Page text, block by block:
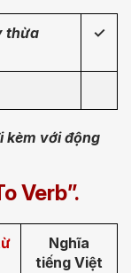
thừa
✓
kèm với động
Verb”.
Nghĩa
tiếng Việt